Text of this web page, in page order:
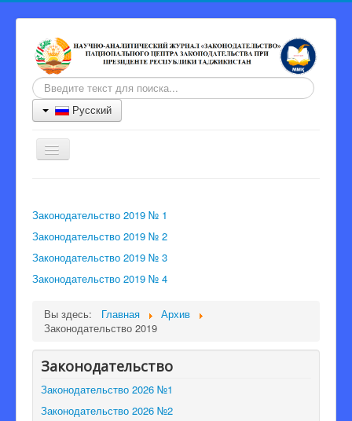
Искать...
Русский
Включить/
выключить
Журнал
Информация для авторов
Порядок рецензии
Контакты
Главный редактор
Редакционная коллегия
Законодательство 2019 № 1
Законодательство 2019 № 2
Законодательство 2019 № 3
Законодательство 2019 № 4
Вы здесь: Главная
Архив
Законодательство 2019
Законодательство
Законодательство 2026 №1
Законодательство 2026 №2